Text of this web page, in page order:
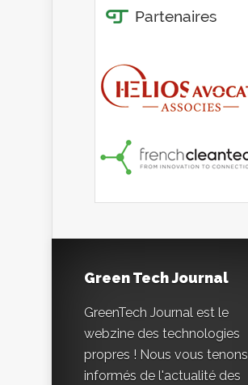
Green Tech Journal
GreenTech Journal est le
webzine des technologies
propres ! Nous vous tenons
informés de l'actualité des